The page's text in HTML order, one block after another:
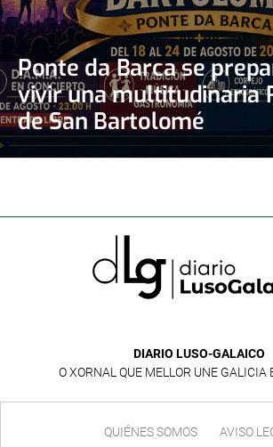
Ponte da Barca se
vivir una multitudinaria
de San Bartolomé
DIARIO LUSO-GALAICO
O XORNAL QUE MELLOR UNE GALICIA
QUIÉNES SOMOS AVISO